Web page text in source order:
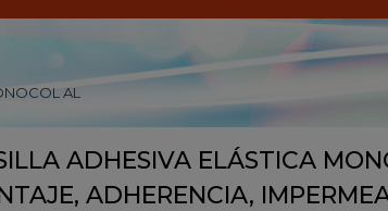
AL
ADHESIVA ELÁSTICA
ADHERENCIA,